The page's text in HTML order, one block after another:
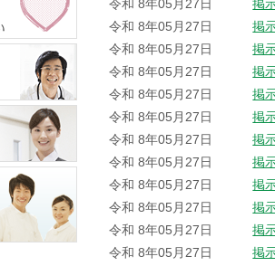
令和 8年05月27日
掲
令和 8年05月27日
掲
令和 8年05月27日
掲
令和 8年05月27日
掲
令和 8年05月27日
掲
令和 8年05月27日
掲
令和 8年05月27日
掲
令和 8年05月27日
掲
令和 8年05月27日
掲
令和 8年05月27日
掲
令和 8年05月27日
掲
令和 8年05月27日
掲